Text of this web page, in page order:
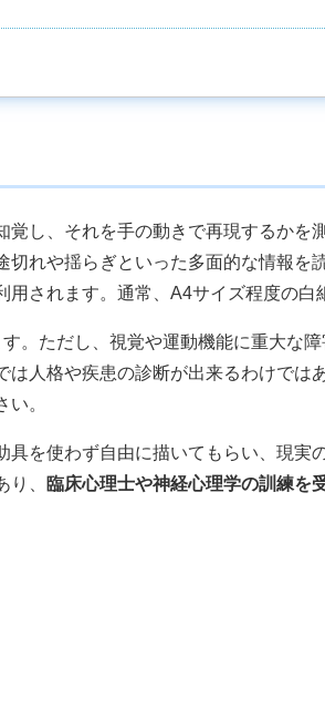
覚し、それを手の動きで再現するか
れや揺らぎといった多面的な情報を
用されます。通常、A4サイズ程度の
。ただし、視覚や運動機能に重大な
人格や疾患の診断が出来るわけでは
。
を使わず自由に描いてもらい、現
、
臨床心理士や神経心理学の訓練を